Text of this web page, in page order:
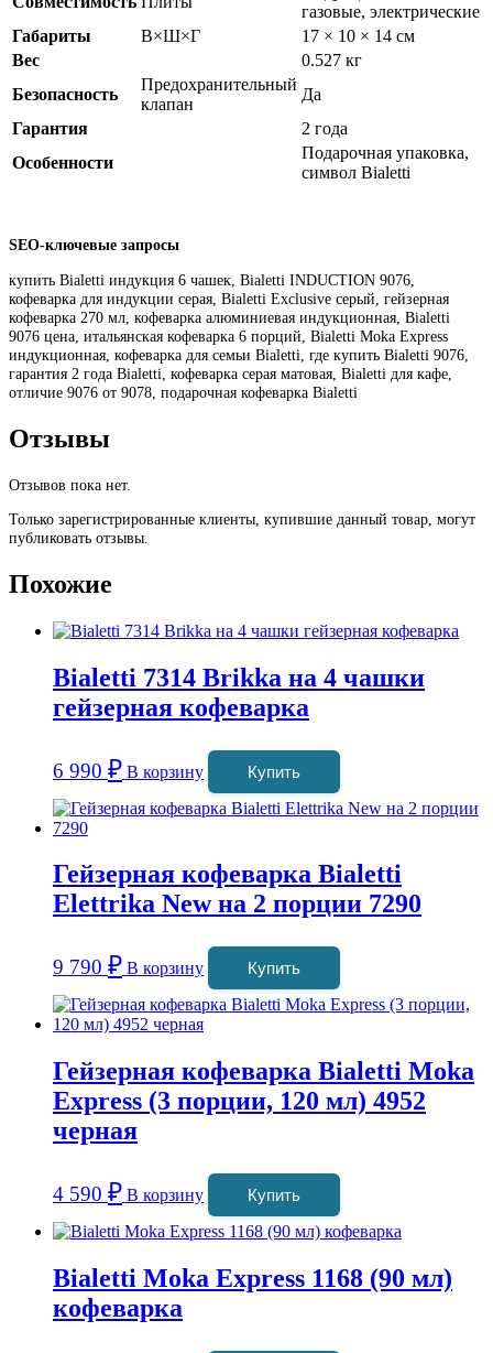
газовые, электрические
Габариты
В×Ш×Г
17 × 10 × 14 см
Вес
0.527 кг
Безопасность
Предохранительный
клапан
Да
Гарантия
2 года
Особенности
Подарочная упаковка,
символ Bialetti
SEO-ключевые запросы
купить Bialetti индукция 6 чашек, Bialetti INDUCTION 9076,
кофеварка для индукции серая, Bialetti Exclusive серый, гейзерная
кофеварка 270 мл, кофеварка алюминиевая индукционная, Bialetti
9076 цена, итальянская кофеварка 6 порций, Bialetti Moka Express
индукционная, кофеварка для семьи Bialetti, где купить Bialetti 9076,
гарантия 2 года Bialetti, кофеварка серая матовая, Bialetti для кафе,
отличие 9076 от 9078, подарочная кофеварка Bialetti
Отзывы
Отзывов пока нет.
Только зарегистрированные клиенты, купившие данный товар, могут
публиковать отзывы.
Похожие
Bialetti 7314 Brikka на 4 чашки
гейзерная кофеварка
6 990 ₽ В корзину Купить
Гейзерная кофеварка Bialetti
Elettrika New на 2 порции 7290
9 790 ₽ В корзину Купить
Гейзерная кофеварка Bialetti Moka
Express (3 порции, 120 мл) 4952
черная
4 590 ₽ В корзину Купить
Bialetti Moka Express 1168 (90 мл)
кофеварка